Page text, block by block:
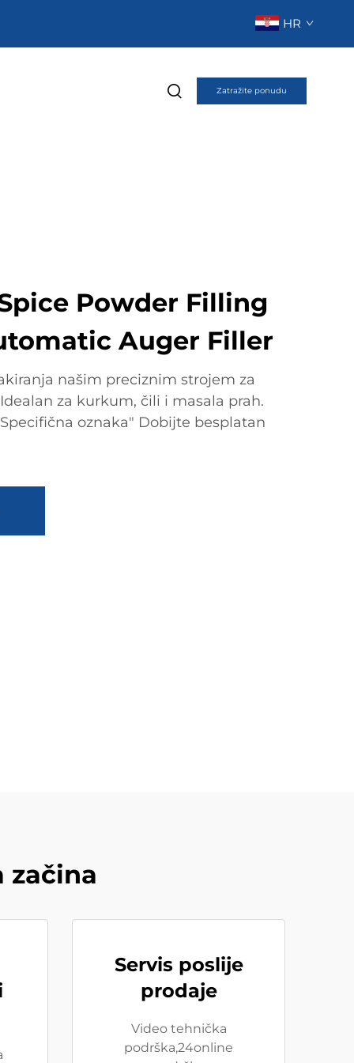
HR
Zatražite ponudu
Powder Filling
Auger Filler
našim preciznim strojem za
za kurkum, čili i masala prah.
oznaka" Dobijte besplatan
začina
Servis poslije
prodaje
Video tehnička
podrška,24online